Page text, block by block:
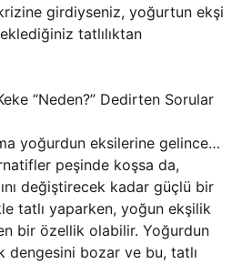
girdiyseniz, yoğurtun ekşi
tatlılıktan
“Neden?” Dedirten Sorular
yoğurdun eksilerine gelince…
peşinde koşsa da,
değiştirecek kadar güçlü bir
tatlı yaparken, yoğun ekşilik
bir özellik olabilir. Yoğurdun
dengesini bozar ve bu, tatlı